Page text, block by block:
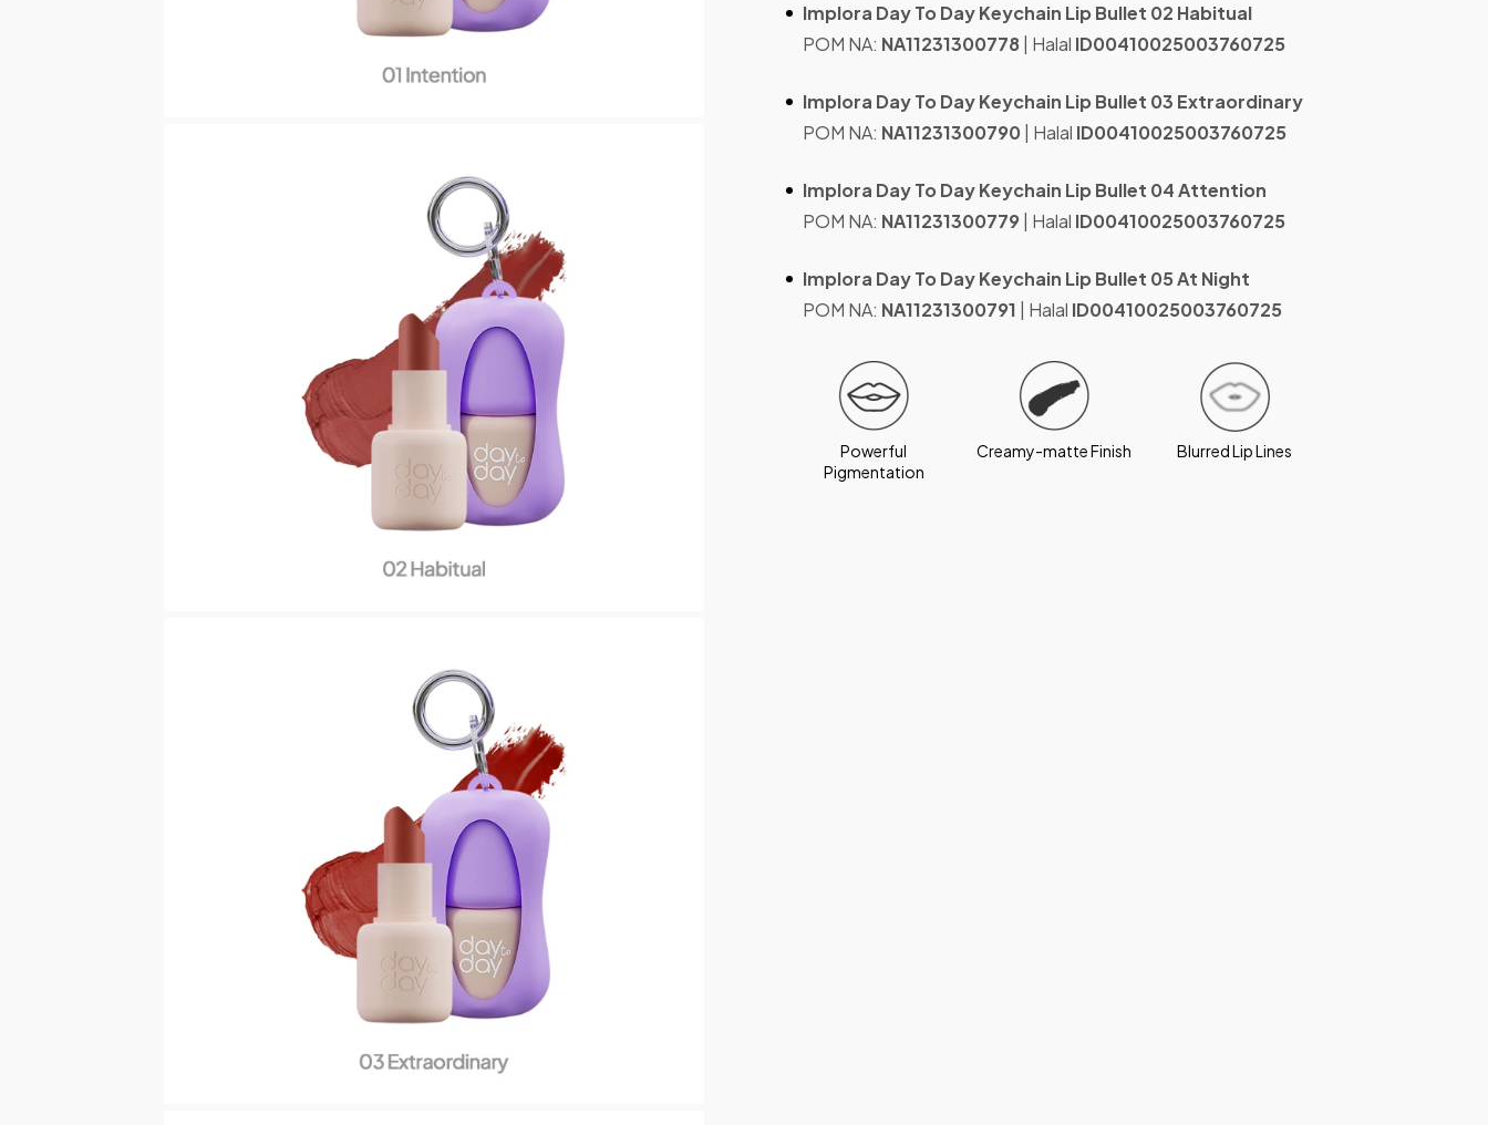
Implora Day To Day Keychain Lip Bullet 02 Habitual
POM NA: NA11231300778 | Halal ID00410025003760725
Implora Day To Day Keychain Lip Bullet 03 Extraordinary
POM NA: NA11231300790 | Halal ID00410025003760725
Implora Day To Day Keychain Lip Bullet 04 Attention
POM NA: NA11231300779 | Halal ID00410025003760725
Implora Day To Day Keychain Lip Bullet 05 At Night
POM NA: NA11231300791 | Halal ID00410025003760725
Powerful
Pigmentation
Creamy-matte Finish Blurred Lip Lines